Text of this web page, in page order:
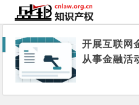
开展互联网
从事金融活